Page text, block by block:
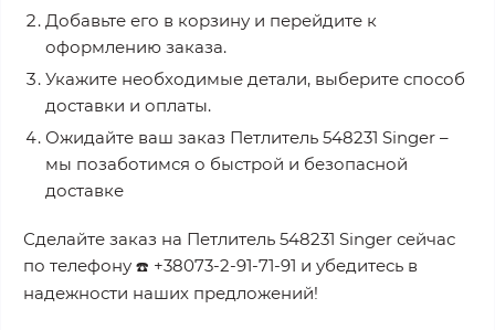
Добавьте его в корзину и перейдите к
оформлению заказа.
Укажите необходимые детали, выберите способ
доставки и оплаты.
Ожидайте ваш заказ Петлитель 548231 Singer –
мы позаботимся о быстрой и безопасной
доставке
Сделайте заказ на Петлитель 548231 Singer сейчас
по телефону ☎️ +38073-2-91-71-91 и убедитесь в
надежности наших предложений!